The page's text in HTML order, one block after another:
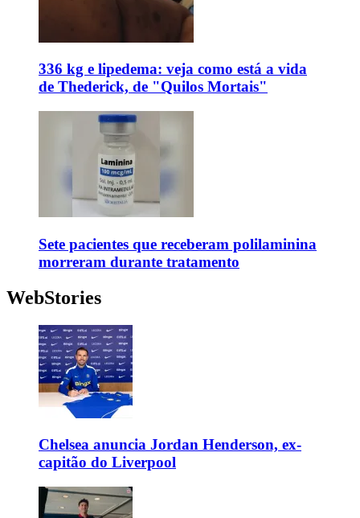
336 kg e lipedema: veja como está a vida
de Thederick, de "Quilos Mortais"
Sete pacientes que receberam polilaminina
morreram durante tratamento
WebStories
Chelsea anuncia Jordan Henderson, ex-
capitão do Liverpool